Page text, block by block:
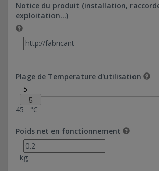
Notice du produit (installation,
exploitation…)
Plage de Temperature d'utilisation
5
5
45 °C
Poids net en fonctionnement
kg